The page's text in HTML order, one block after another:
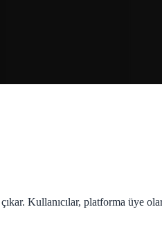
Kullanıcılar, platforma üye